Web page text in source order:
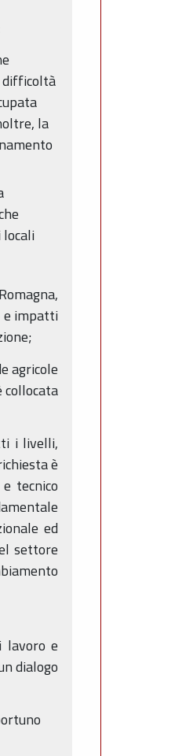
difficoltà
la
e impatti
agricole
collocata
i livelli,
è
tecnico
ed
settore
lavoro e
dialogo